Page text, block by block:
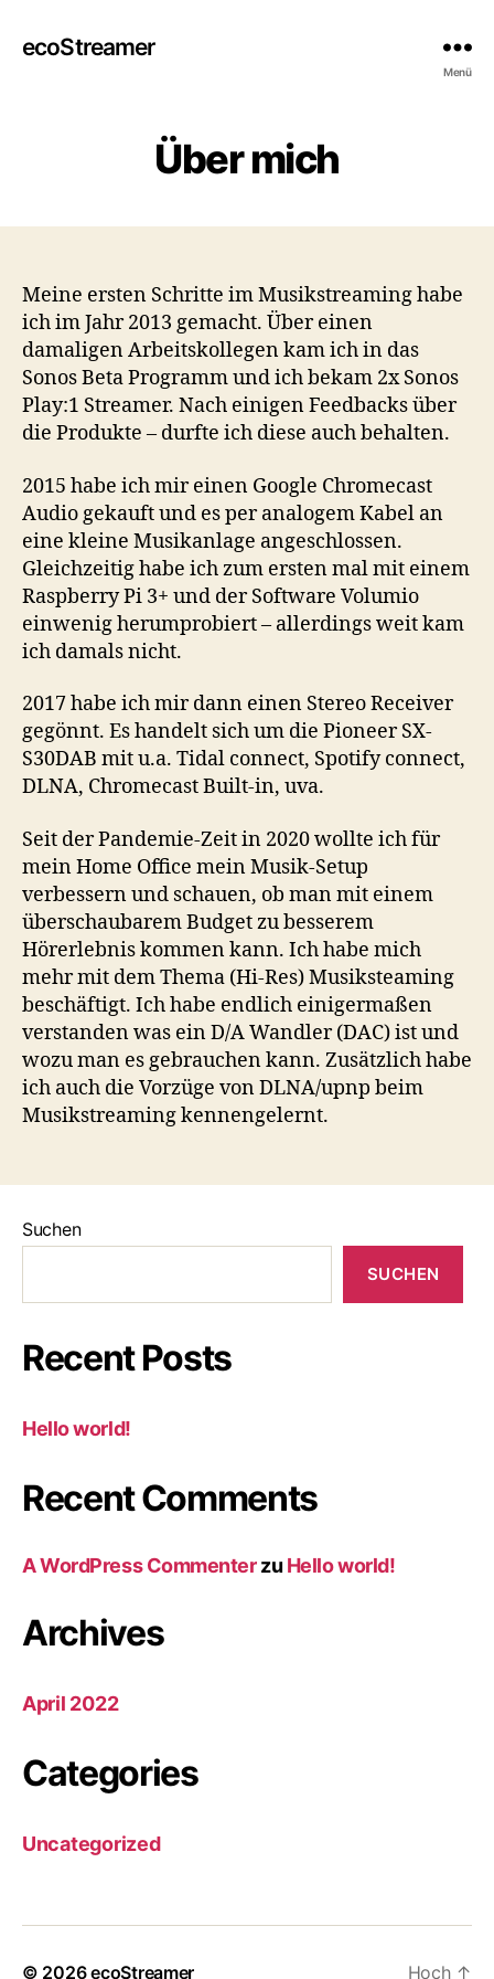
ecoStreamer
Menü
Über mich
Meine ersten Schritte im Musikstreaming habe
ich im Jahr 2013 gemacht. Über einen
damaligen Arbeitskollegen kam ich in das
Sonos Beta Programm und ich bekam 2x Sonos
Play:1 Streamer. Nach einigen Feedbacks über
die Produkte – durfte ich diese auch behalten.
2015 habe ich mir einen Google Chromecast
Audio gekauft und es per analogem Kabel an
eine kleine Musikanlage angeschlossen.
Gleichzeitig habe ich zum ersten mal mit einem
Raspberry Pi 3+ und der Software Volumio
einwenig herumprobiert – allerdings weit kam
ich damals nicht.
2017 habe ich mir dann einen Stereo Receiver
gegönnt. Es handelt sich um die Pioneer SX-
S30DAB mit u.a. Tidal connect, Spotify connect,
DLNA, Chromecast Built-in, uva.
Seit der Pandemie-Zeit in 2020 wollte ich für
mein Home Office mein Musik-Setup
verbessern und schauen, ob man mit einem
überschaubarem Budget zu besserem
Hörerlebnis kommen kann. Ich habe mich
mehr mit dem Thema (Hi-Res) Musiksteaming
beschäftigt. Ich habe endlich einigermaßen
verstanden was ein D/A Wandler (DAC) ist und
wozu man es gebrauchen kann. Zusätzlich habe
ich auch die Vorzüge von DLNA/upnp beim
Musikstreaming kennengelernt.
Suchen
SUCHEN
Recent Posts
Hello world!
Recent Comments
A WordPress Commenterzu Hello world!
Archives
April 2022
Categories
Uncategorized
© 2026ecoStreamer Hoch ↑